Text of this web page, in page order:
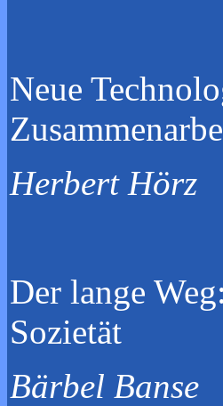
Neue
Herbert Hörz
Der lange
Bärbel Banse